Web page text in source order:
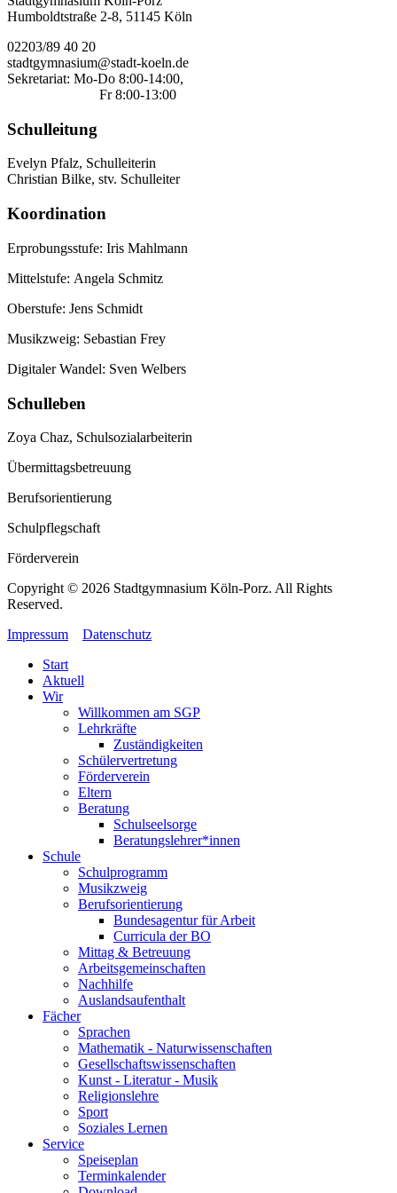
Humboldtstraße 2-8, 51145 Köln
02203/89 40 20
stadtgymnasium@stadt-koeln.de
Sekretariat: Mo-Do 8:00-14:00,
Fr 8:00-13:00
Schulleitung
Evelyn Pfalz, Schulleiterin
Christian Bilke, stv. Schulleiter
Koordination
Erprobungsstufe: Iris Mahlmann
Mittelstufe: Angela Schmitz
Oberstufe: Jens Schmidt
Musikzweig: Sebastian Frey
Digitaler Wandel: Sven Welbers
Schulleben
Zoya Chaz, Schulsozialarbeiterin
Übermittagsbetreuung
Berufsorientierung
Schulpflegschaft
Förderverein
Copyright © 2026 Stadtgymnasium Köln-Porz. All Rights
Reserved.
Impressum
Datenschutz
Start
Aktuell
Wir
Willkommen am SGP
Lehrkräfte
Zuständigkeiten
Schülervertretung
Förderverein
Eltern
Beratung
Schulseelsorge
Beratungslehrer*innen
Schule
Schulprogramm
Musikzweig
Berufsorientierung
Bundesagentur für Arbeit
Curricula der BO
Mittag & Betreuung
Arbeitsgemeinschaften
Nachhilfe
Auslandsaufenthalt
Fächer
Sprachen
Mathematik - Naturwissenschaften
Gesellschaftswissenschaften
Kunst - Literatur - Musik
Religionslehre
Sport
Soziales Lernen
Service
Speiseplan
Terminkalender